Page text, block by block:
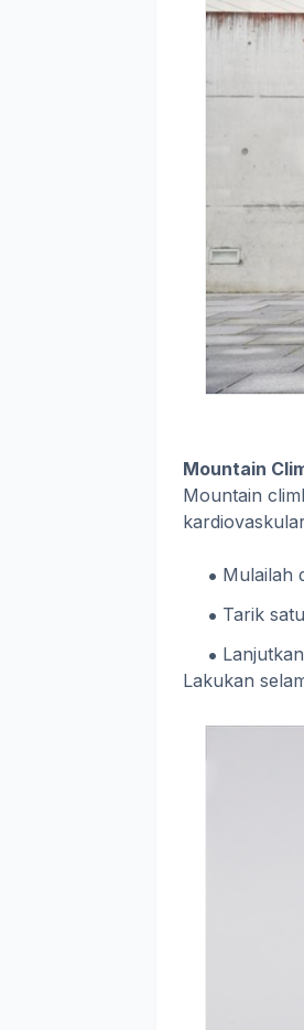
Mountain
Mountain
Mulailah
Tarik
Lakukan